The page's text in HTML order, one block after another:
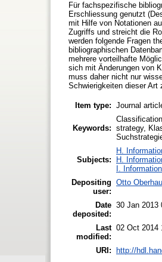
Für fachspezifische
Erschliessung genutzt
mit Hilfe von Notationen
Zugriffs und streicht die
werden folgende Fragen
bibliographischen
mehrere vorteilhafte
sich mit Änderungen von
muss daher nicht nur
Schwierigkeiten dieser Art
Item type: Journal
Keywords: strategy,
Subjects:
H.
H.
I.
Depositing
user:
Otto
Date
deposited:
30 Jan 2013
Last
modified:
02 Oct 2014
URI: http://